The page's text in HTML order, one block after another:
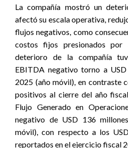
La compañía mostró un
afectó su escala operativa,
flujos negativos, como
costos fijos presionados
deterioro de la compañía
EBITDA negativo torno a
2025 (año móvil), en contraste
positivos al cierre del año
Flujo Generado en
negativo de USD 136
móvil), con respecto a los
reportados en el ejercicio fiscal